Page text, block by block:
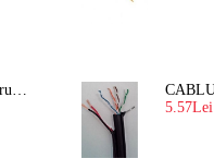
Card microSD Kioxia pentru CCTV cu capacitate memorie 128GB Ultra HD 4K LMEX2L128GG2
5.57Lei